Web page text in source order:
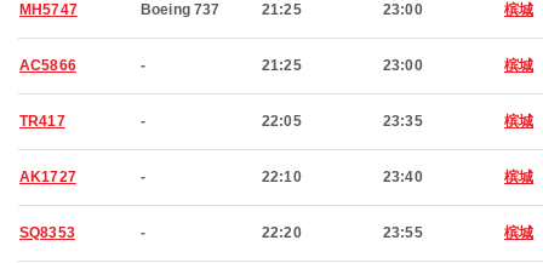
MH5747 Boeing 737 21:25 23:00 槟城
AC5866 - 21:25 23:00 槟城
TR417 - 22:05 23:35 槟城
AK1727 - 22:10 23:40 槟城
SQ8353 - 22:20 23:55 槟城